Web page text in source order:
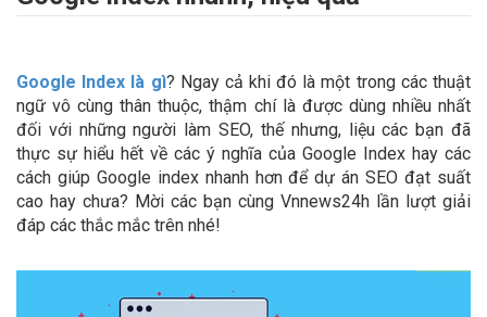
Google Index là gì? Ngay cả khi đó là một trong các thuật
ngữ vô cùng thân thuộc, thậm chí là được dùng nhiều nhất
đối với những người làm SEO, thế nhưng, liệu các bạn đã
thực sự hiểu hết về các ý nghĩa của Google Index hay các
cách giúp Google index nhanh hơn để dự án SEO đạt suất
cao hay chưa? Mời các bạn cùng Vnnews24h lần lượt giải
đáp các thắc mắc trên nhé!